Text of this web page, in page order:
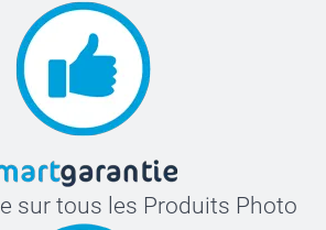
sur tous les Produits Photo